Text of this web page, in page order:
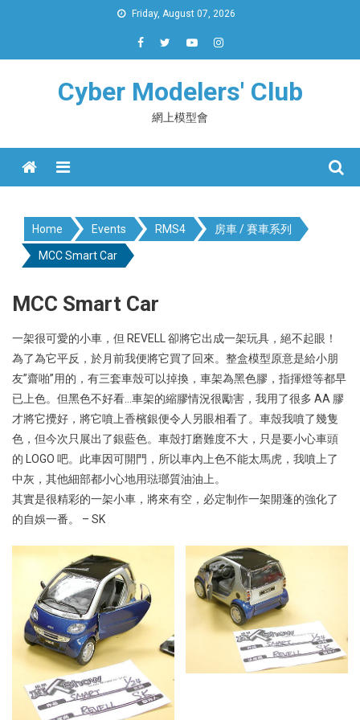
Friday, August 07, 2026
Cyber Modelers' Club
網上模型會
Menu
Home Events RMS4 房車 / 賽車系列
MCC Smart Car
MCC Smart Car
一架很可愛的小車，但 REVELL 卻將它出成一架玩具，絕不起眼！
為了為它平反，於月前我便將它買了回來。整盒模型原意是給小朋
友”齋啪”用的，有三套車殼可以掉換，車架為黑色膠，指揮燈等都早
已上色。但黑色不好看…車架的縮膠情況很勵害，我用了很多 AA 膠
才將它攪好，將它噴上香檳銀便令人另眼相看了。車殼我噴了幾隻
色，但今次只展出了銀藍色。車殼打磨難度不大，只是要小心車頭
的 LOGO 吧。此車因可開門，所以車內上色不能太馬虎，我噴上了
中灰，其他細部都小心地用琺瑯質油油上。
其實是很精彩的一架小車，將來有空，必定制作一架開蓬的強化了
的自娛一番。 – SK